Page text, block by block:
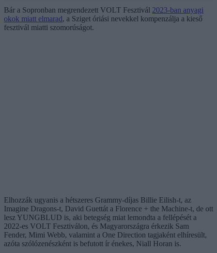
Bár a Sopronban megrendezett VOLT Fesztivál 2023-ban anyagi
okok miatt elmarad, a Sziget óriási nevekkel kompenzálja a kieső
fesztivál miatti szomorúságot.
Elhozzák ugyanis a hétszeres Grammy-díjas Billie Eilish-t, az
Imagine Dragons-t, David Guettát a Florence + the Machine-t, de ott
lesz YUNGBLUD is, aki betegség miat lemondta a fellépését a
2022-es VOLT Fesztiválon, és Magyarországra érkezik Sam
Fender, Mimi Webb, valamint a One Direction tagjaként elhíresült,
azóta szólózenészként is befutott ír énekes, Niall Horan is.